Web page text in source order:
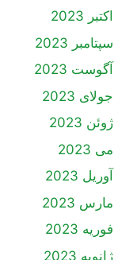
اکتبر 2023
سپتامبر 2023
آگوست 2023
جولای 2023
ژوئن 2023
می 2023
آوریل 2023
مارس 2023
فوریه 2023
ژانویه 2023